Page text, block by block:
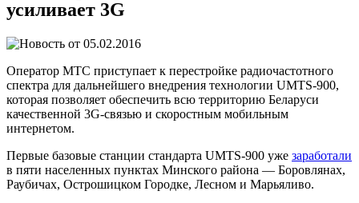
усиливает 3G
05.02.2016
Оператор МТС приступает к перестройке радиочастотного
спектра для дальнейшего внедрения технологии UMTS-900,
которая позволяет обеспечить всю территорию Беларуси
качественной 3G-связью и скоростным мобильным
интернетом.
Первые базовые станции стандарта UMTS-900 уже заработали
в пяти населенных пунктах Минского района — Боровлянах,
Раубичах, Острошицком Городке, Лесном и Марьяливо.